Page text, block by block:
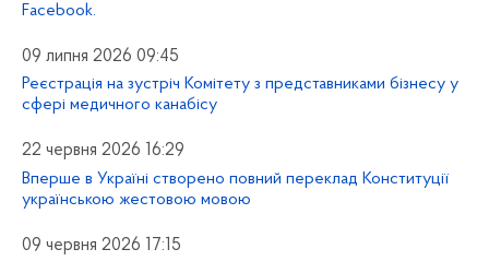
Facebook.
09 липня 2026 09:45
Реєстрація на зустріч Комітету з представниками бізнесу у
сфері медичного канабісу
22 червня 2026 16:29
Вперше в Україні створено повний переклад Конституції
українською жестовою мовою
09 червня 2026 17:15